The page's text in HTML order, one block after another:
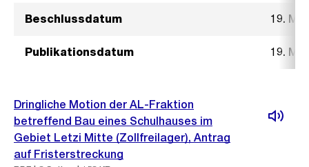
Beschlussdatum 19.
Publikationsdatum 19.
Dringliche Motion der AL-Fraktion
betreffend Bau eines Schulhauses im
Gebiet Letzi Mitte (Zollfreilager), Antrag
auf Fristerstreckung